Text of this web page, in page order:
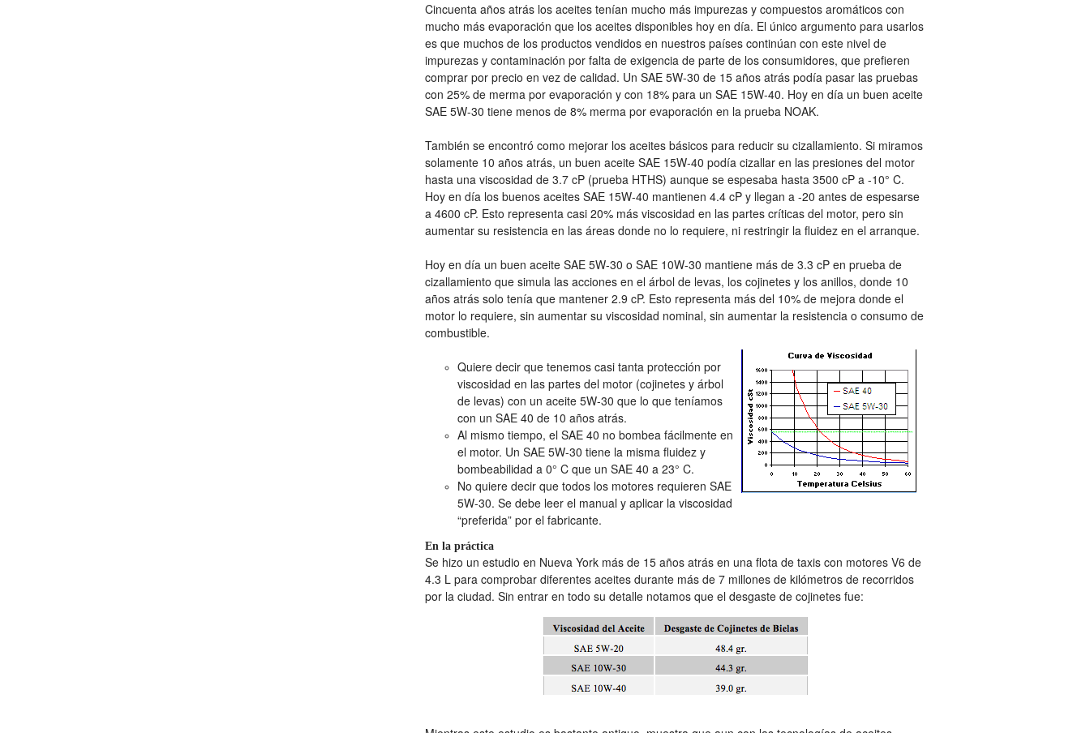
Cincuenta años atrás los aceites tenían mucho más impurezas y compuestos aromáticos con
mucho más evaporación que los aceites disponibles hoy en día. El único argumento para usarlos
es que muchos de los productos vendidos en nuestros países continúan con este nivel de
impurezas y contaminación por falta de exigencia de parte de los consumidores, que prefieren
comprar por precio en vez de calidad. Un SAE 5W-30 de 15 años atrás podía pasar las pruebas
con 25% de merma por evaporación y con 18% para un SAE 15W-40. Hoy en día un buen aceite
SAE 5W-30 tiene menos de 8% merma por evaporación en la prueba NOAK.
También se encontró como mejorar los aceites básicos para reducir su cizallamiento. Si miramos
solamente 10 años atrás, un buen aceite SAE 15W-40 podía cizallar en las presiones del motor
hasta una viscosidad de 3.7 cP (prueba HTHS) aunque se espesaba hasta 3500 cP a -10° C.
Hoy en día los buenos aceites SAE 15W-40 mantienen 4.4 cP y llegan a -20 antes de espesarse
a 4600 cP. Esto representa casi 20% más viscosidad en las partes críticas del motor, pero sin
aumentar su resistencia en las áreas donde no lo requiere, ni restringir la fluidez en el arranque.
Hoy en día un buen aceite SAE 5W-30 o SAE 10W-30 mantiene más de 3.3 cP en prueba de
cizallamiento que simula las acciones en el árbol de levas, los cojinetes y los anillos, donde 10
años atrás solo tenía que mantener 2.9 cP. Esto representa más del 10% de mejora donde el
motor lo requiere, sin aumentar su viscosidad nominal, sin aumentar la resistencia o consumo de
combustible.
Quiere decir que tenemos casi tanta protección por
viscosidad en las partes del motor (cojinetes y árbol
de levas) con un aceite 5W-30 que lo que teníamos
con un SAE 40 de 10 años atrás.
Al mismo tiempo, el SAE 40 no bombea fácilmente en
el motor. Un SAE 5W-30 tiene la misma fluidez y
bombeabilidad a 0° C que un SAE 40 a 23° C.
No quiere decir que todos los motores requieren SAE
5W-30. Se debe leer el manual y aplicar la viscosidad
“preferida” por el fabricante.
En la práctica
Se hizo un estudio en Nueva York más de 15 años atrás en una flota de taxis con motores V6 de
4.3 L para comprobar diferentes aceites durante más de 7 millones de kilómetros de recorridos
por la ciudad. Sin entrar en todo su detalle notamos que el desgaste de cojinetes fue: